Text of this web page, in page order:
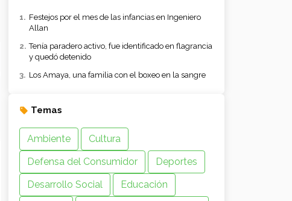
Festejos por el mes de las infancias en Ingeniero
Allan
Tenía paradero activo, fue identificado en flagrancia
y quedó detenido
Los Amaya, una familia con el boxeo en la sangre
Temas
Ambiente
Cultura
Defensa del Consumidor
Deportes
Desarrollo Social
Educación